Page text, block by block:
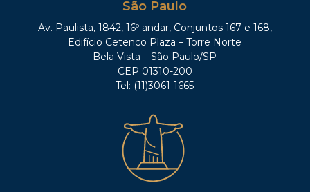
São Paulo
Av. Paulista, 1842, 16º andar, Conjuntos 167 e 168,
Edifício Cetenco Plaza – Torre Norte
Bela Vista – São Paulo/SP
CEP 01310-200
Tel: (11)3061-1665